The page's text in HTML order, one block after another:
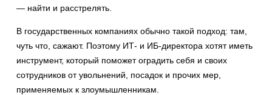
— найти и расстрелять.
В государственных компаниях обычно такой подход: там,
чуть что, сажают. Поэтому ИТ- и ИБ-директора хотят иметь
инструмент, который поможет оградить себя и своих
сотрудников от увольнений, посадок и прочих мер,
применяемых к злоумышленникам.